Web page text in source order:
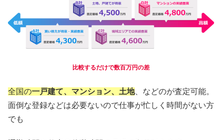
比較するだけで数百万円の差
全国の一戸建て、マンション、土地、などのが査定可能。
面倒な登録などは必要ないので仕事が忙しく時間がない方
でも